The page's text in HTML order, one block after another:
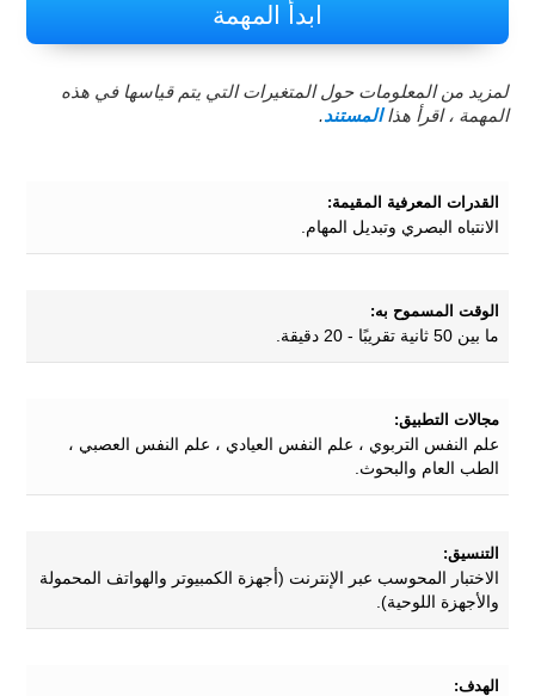
ابدأ المهمة
لمزيد من المعلومات حول المتغيرات التي يتم قياسها في هذه
المهمة ، اقرأ هذاالمستند.
القدرات المعرفية المقيمة:
الانتباه البصري وتبديل المهام.
الوقت المسموح به:
ما بين 50 ثانية تقريبًا - 20 دقيقة.
مجالات التطبيق:
علم النفس التربوي ، علم النفس العيادي ، علم النفس العصبي ،
الطب العام والبحوث.
التنسيق:
الاختبار المحوسب عبر الإنترنت (أجهزة الكمبيوتر والهواتف المحمولة
والأجهزة اللوحية).
الهدف: